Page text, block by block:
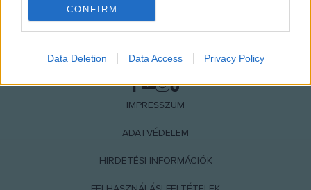
device identifiers in apps.
I want to allow my user data to be sent to
personalized advertising.
related to analytics like cookies on web or
CONFIRM
Data Deletion Data Access Privacy Policy
NÉPI
IMPRESSZUM
ADATVÉDELEM
HIRDETÉSI INFORMÁCIÓK